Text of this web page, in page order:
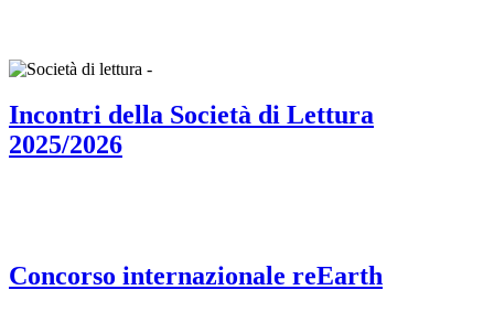
Incontri della Società di Lettura
2025/2026
Concorso internazionale reEarth